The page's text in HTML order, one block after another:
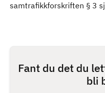
samtrafikkforskriften § 3
Fant du det du
bli